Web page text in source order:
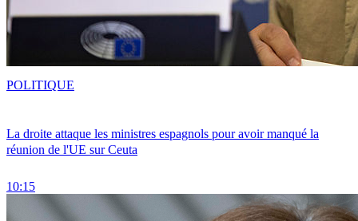
La droite attaque les ministres espagnols pour avoir manqué la
réunion de l'UE sur Ceuta
10:15
POLITIQUE